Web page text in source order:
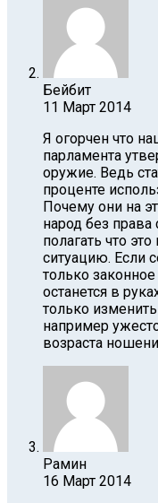
Бейбит
11 Март 2014
Я огорчен что
парламента
оружие. Ведь
проценте
Почему они на
народ без
полагать что
ситуацию. Если
только
останется в
только
например
возраста
Рамин
16 Март 2014